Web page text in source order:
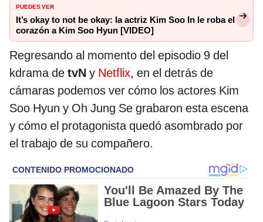
PUEDES VER
It’s okay to not be okay: la actriz Kim Soo In le roba el
corazón a Kim Soo Hyun [VIDEO]
Regresando al momento del episodio 9 del
kdrama de tvN y Netflix, en el detrás de
cámaras podemos ver cómo los actores Kim
Soo Hyun y Oh Jung Se grabaron esta escena
y cómo el protagonista quedó asombrado por
el trabajo de su compañero.